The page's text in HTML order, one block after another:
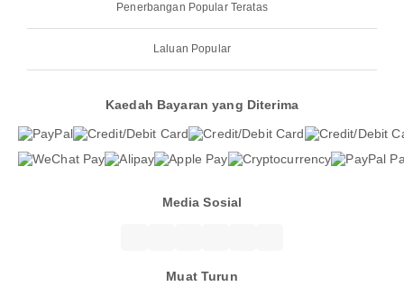
Penerbangan Popular Teratas
Laluan Popular
Kaedah Bayaran yang Diterima
Media Sosial
Muat Turun